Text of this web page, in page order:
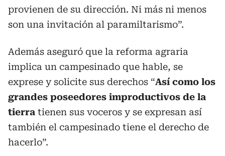
provienen de su dirección. Ni más ni menos
son una invitación al paramiltarismo”.
Además aseguró que la reforma agraria
implica un campesinado que hable, se
exprese y solicite sus derechos “Así como los
grandes poseedores improductivos de la
tierra tienen sus voceros y se expresan así
también el campesinado tiene el derecho de
hacerlo”.